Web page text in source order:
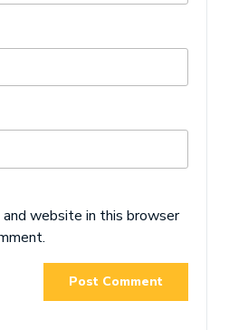
and website in this browser